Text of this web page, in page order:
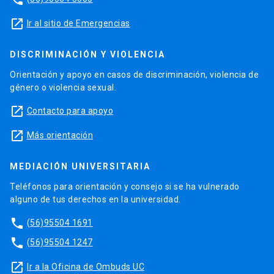
launch Ir al sitio de Emergencias
DISCRIMINACIÓN Y VIOLENCIA
Orientación y apoyo en casos de discriminación, violencia de
género o violencia sexual.
launch Contacto para apoyo
launch Más orientación
MEDIACIÓN UNIVERSITARIA
Teléfonos para orientación y consejo si se ha vulnerado
alguno de tus derechos en la universidad.
phone (56)95504 1691
phone (56)95504 1247
launch Ir a la Oficina de Ombuds UC